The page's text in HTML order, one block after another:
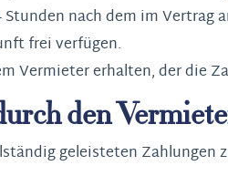
nach dem im
frei verfügen.
Vermieter erhalten, der die
den
geleisteten Zahlungen